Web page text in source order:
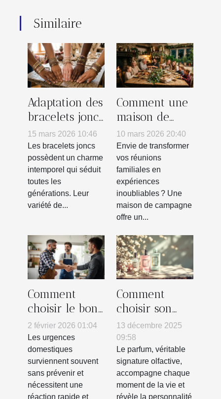
Similaire
Adaptation des
bracelets joncs
aux diverses
personnalités
15 mars 2026 10:46
Les bracelets joncs
possèdent un charme
intemporel qui séduit
toutes les
générations. Leur
variété de...
Comment une
maison de
campagne
peut
transformer
vos réunions
familiales ?
10 mars 2026 20:40
Envie de transformer
vos réunions
familiales en
expériences
inoubliables ? Une
maison de campagne
offre un...
Comment
choisir le bon
artisan pour
vos urgences
domestiques ?
2 février 2026 01:04
Les urgences
domestiques
surviennent souvent
sans prévenir et
nécessitent une
réaction rapide et
Comment
choisir son
parfum pour
marquer
chaque saison
?
13 décembre 2025
09:58
Le parfum, véritable
signature olfactive,
accompagne chaque
moment de la vie et
révèle la personnalité